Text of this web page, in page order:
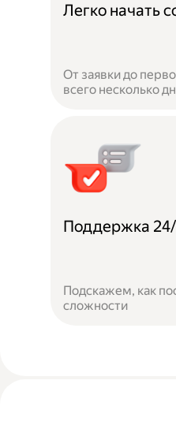
Легко начать
От заявки до
всего несколько
Поддержка
Подскажем, как
сложности